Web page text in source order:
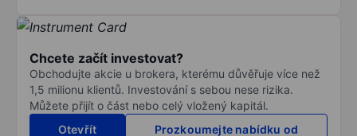
Chcete začít investovat?
Obchodujte akcie u brokera, kterému důvěřuje více než
1,5 milionu klientů. Investování s sebou nese rizika.
Můžete přijít o část nebo celý vložený kapitál.
Otevřít
Prozkoumejte nabídku od